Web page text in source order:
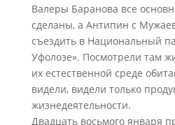
Валеры Баранова все
сделаны, а Антипин с
съездить в Национальный
Уфолозе». Посмотрели там
их естественной среде
видели, видели только
жизнедеятельности.
Двадцать восьмого января